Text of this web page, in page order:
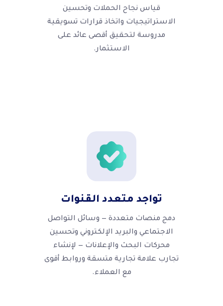
قياس نجاح الحملات وتحسين
الاستراتيجيات واتخاذ قرارات تسويقية
مدروسة لتحقيق أقصى عائد على
الاستثمار.
تواجد متعدد القنوات
دمج منصات متعددة — وسائل التواصل
الاجتماعي والبريد الإلكتروني وتحسين
محركات البحث والإعلانات — لإنشاء
تجارب علامة تجارية متسقة وروابط أقوى
مع العملاء.